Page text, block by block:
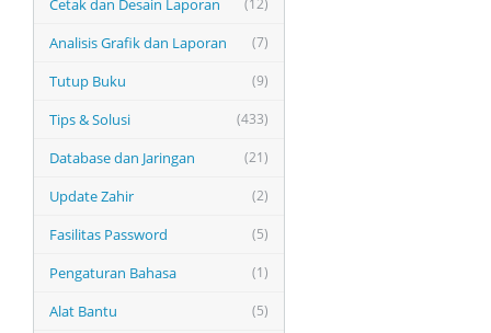
(12)
Cetak dan Desain Laporan
(7)
Analisis Grafik dan Laporan
(9)
Tutup Buku
(433)
Tips & Solusi
(21)
Database dan Jaringan
(2)
Update Zahir
(5)
Fasilitas Password
(1)
Pengaturan Bahasa
(5)
Alat Bantu